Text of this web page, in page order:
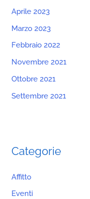
Aprile 2023
Marzo 2023
Febbraio 2022
Novembre 2021
Ottobre 2021
Settembre 2021
Categorie
Affitto
Eventi